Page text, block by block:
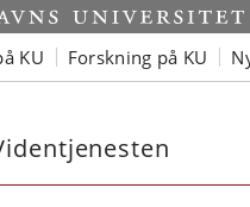
KU Forskning på KU